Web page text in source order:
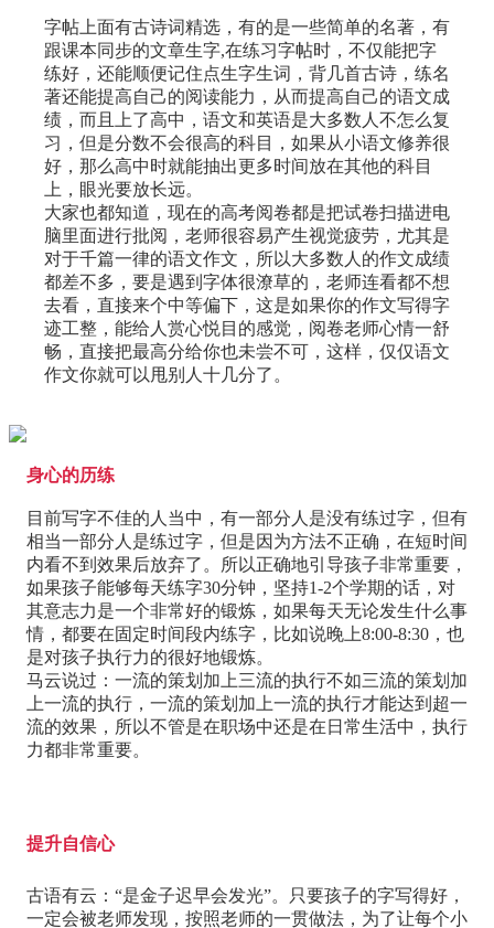
字帖上面有古诗词精选，有的是一些简单的名著，有
跟课本同步的文章生字,在练习字帖时，不仅能把字
练好，还能顺便记住点生字生词，背几首古诗，练名
著还能提高自己的阅读能力，从而提高自己的语文成
绩，而且上了高中，语文和英语是大多数人不怎么复
习，但是分数不会很高的科目，如果从小语文修养很
好，那么高中时就能抽出更多时间放在其他的科目
上，眼光要放长远。
大家也都知道，现在的高考阅卷都是把试卷扫描进电
脑里面进行批阅，老师很容易产生视觉疲劳，尤其是
对于千篇一律的语文作文，所以大多数人的作文成绩
都差不多，要是遇到字体很潦草的，老师连看都不想
去看，直接来个中等偏下，这是如果你的作文写得字
迹工整，能给人赏心悦目的感觉，阅卷老师心情一舒
畅，直接把最高分给你也未尝不可，这样，仅仅语文
作文你就可以甩别人十几分了。
身心的历练
目前写字不佳的人当中，有一部分人是没有练过字，但有
相当一部分人是练过字，但是因为方法不正确，在短时间
内看不到效果后放弃了。所以正确地引导孩子非常重要，
如果孩子能够每天练字30分钟，坚持1-2个学期的话，对
其意志力是一个非常好的锻炼，如果每天无论发生什么事
情，都要在固定时间段内练字，比如说晚上8:00-8:30，也
是对孩子执行力的很好地锻炼。
马云说过：一流的策划加上三流的执行不如三流的策划加
上一流的执行，一流的策划加上一流的执行才能达到超一
流的效果，所以不管是在职场中还是在日常生活中，执行
力都非常重要。
提升自信心
古语有云：“是金子迟早会发光”。只要孩子的字写得好，
一定会被老师发现，按照老师的一贯做法，为了让每个小